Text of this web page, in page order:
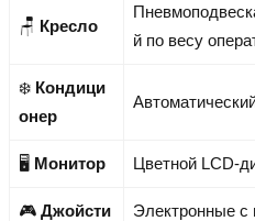
🪑 Кресло
й по весу
❄️ Кондици
онер
🖥️ Монитор Цветной LCD-
🎮 Джойсти
Электронные с